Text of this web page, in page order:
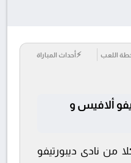
اللعب ⚡أحداث المباراة
ألافيس و
اليوم 2025-05-03 كلا من نادى ديبورتيفو